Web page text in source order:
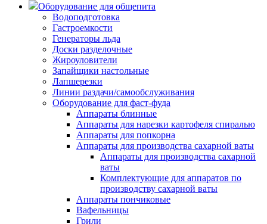
Оборудование для общепита
Водоподготовка
Гастроемкости
Генераторы льда
Доски разделочные
Жироуловители
Запайщики настольные
Лапшерезки
Линии раздачи/самообслуживания
Оборудование для фаст-фуда
Аппараты блинные
Аппараты для нарезки картофеля спиралью
Аппараты для попкорна
Аппараты для производства сахарной ваты
Аппараты для производства сахарной
ваты
Комплектующие для аппаратов по
производству сахарной ваты
Аппараты пончиковые
Вафельницы
Грили